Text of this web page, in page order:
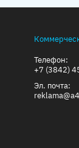
Телефон:
+7 (3842)
Эл. почта: